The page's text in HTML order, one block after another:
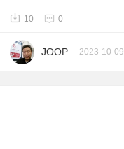
10 0
JOOP 2023-10-09